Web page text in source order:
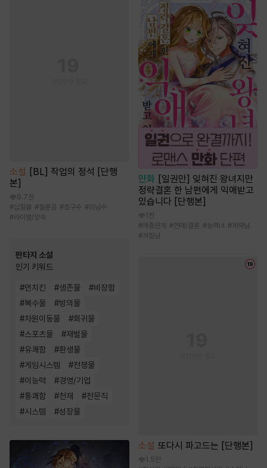
소설 [BL] 작업의 정석 [단행
본]
8.7천
#삽질물 #절륜공 #호구수 #미남수
#라이벌/앙숙
판타지 소설
인기 키워드
#먼치킨 #생존물 #비장함
#복수물 #빙의물
#차원이동물 #회귀물
#스포츠물 #재벌물
#유쾌함 #환생물
#게임시스템 #전쟁물
#이능력 #경영/기업
#통쾌함 #천재 #전문직
#시스템 #성장물
만화 [일권만] 잊혀진 왕녀지만
정략결혼 한 남편에게 익애받고
있습니다 [단행본]
1천
#애증관계 #연애/결혼 #능력녀 #계략남
#까칠남
소설 또다시 파고드는 [단행본]
1.5만